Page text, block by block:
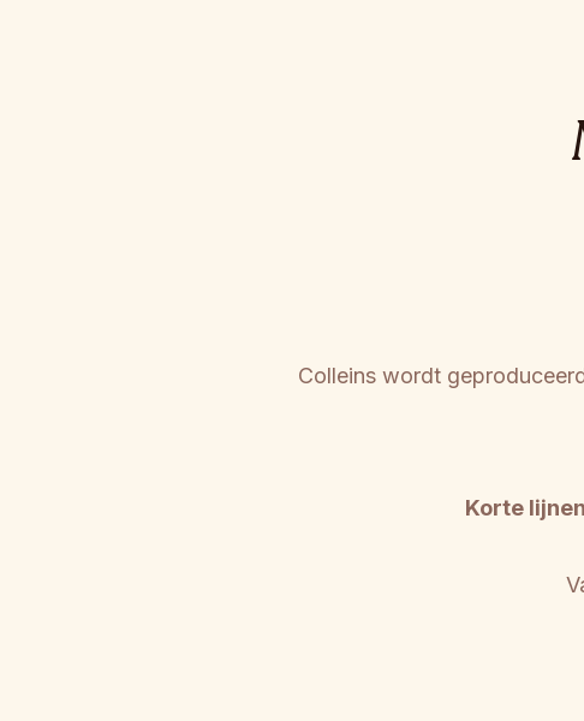
Colleins wordt
Korte